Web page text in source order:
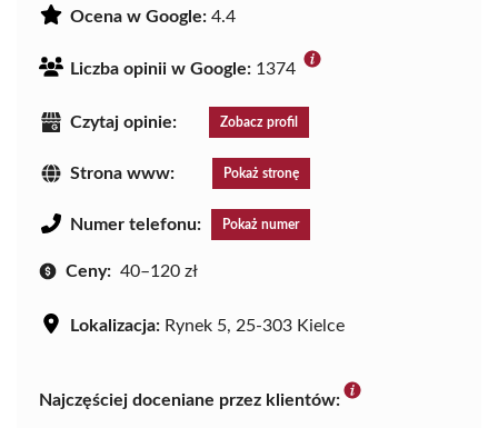
Ocena w Google: 4.4
Liczba opinii w Google: 1374
Czytaj opinie: Zobacz profil
Strona www: Pokaż stronę
Numer telefonu: Pokaż numer
Ceny: 40–120 zł
Lokalizacja: Rynek 5, 25-303 Kielce
Najczęściej doceniane przez klientów: